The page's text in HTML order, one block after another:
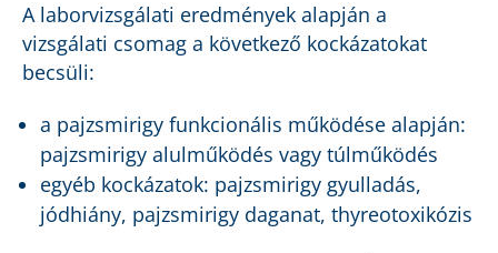
A laborvizsgálati eredmények alapján a
vizsgálati csomag a következő kockázatokat
becsüli:
a pajzsmirigy funkcionális működése alapján:
pajzsmirigy alulműködés vagy túlműködés
egyéb kockázatok: pajzsmirigy gyulladás,
jódhiány, pajzsmirigy daganat, thyreotoxikózis